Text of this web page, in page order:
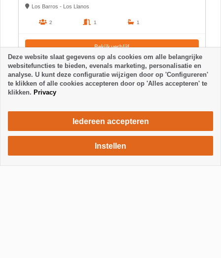
Los Barros - Los Llanos
2 1 1
Bekijk verblijf
520 €/ week
Deze website slaat gegevens op als cookies om alle belangrijke
websitefuncties te bieden, evenals marketing, personalisatie en
analyse. U kunt deze configuratie wijzigen door op 'Configureren'
te klikken of alle cookies accepteren door op 'Alles accepteren' te
klikken. Privacy
Iedereen accepteren
Instellen